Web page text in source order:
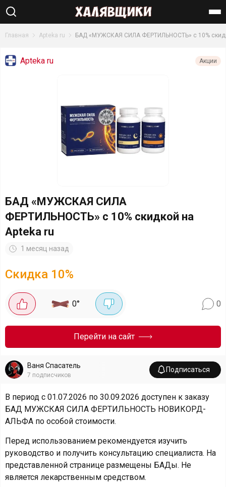
Найти
Главная Apteka ru БАД «МУЖСКАЯ СИЛА ФЕРТИЛЬНОСТЬ» с 10%
Apteka ru Акции
БАД «МУЖСКАЯ СИЛА
ФЕРТИЛЬНОСТЬ» с 10% скидкой на
Apteka ru
1 месяц назад
Скидка 10%
0° 0
Перейти на сайт
Ваня Спасатель
7 подписчиков
Подписаться
В период с 01.07.2026 по 30.09.2026 доступен к заказу
БАД МУЖСКАЯ СИЛА ФЕРТИЛЬНОСТЬ НОВИКОРД-
АЛЬФА по особой стоимости.
Перед использованием рекомендуется изучить
руководство и получить консультацию специалиста. На
представленной странице размещены БАДы. Не
является лекарственным средством.